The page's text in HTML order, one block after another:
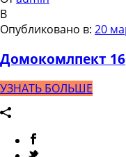
В
Опубликовано в: 20
Домокомлпект 16
УЗНАТЬ БОЛЬШЕ